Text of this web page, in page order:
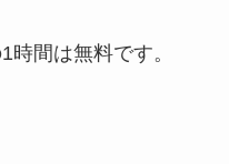
時間は無料です。